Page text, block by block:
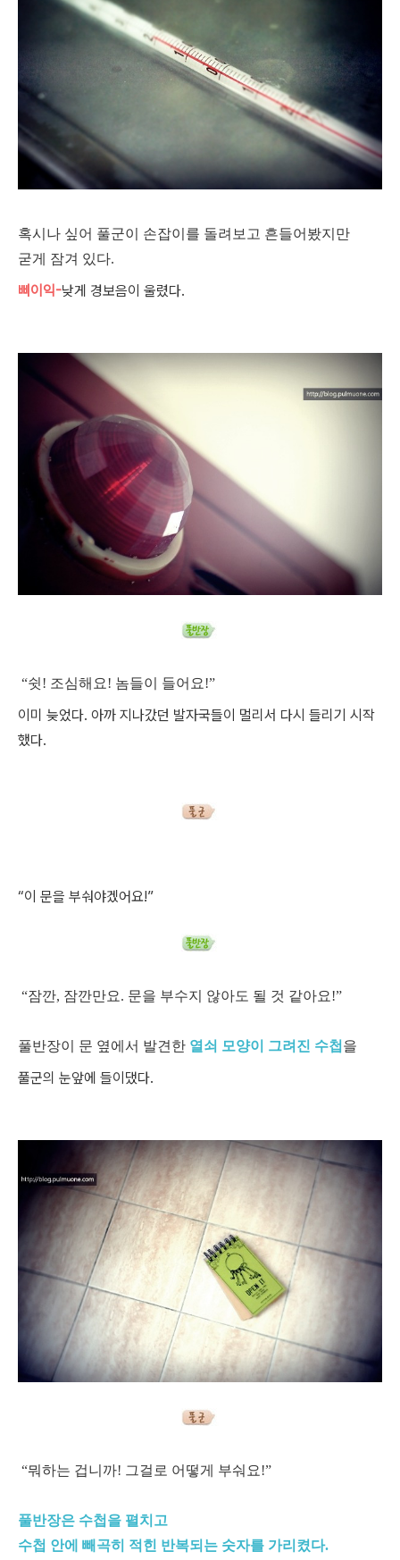
혹시나 싶어 풀군이 손잡이를 돌려보고 흔들어봤지만
굳게 잠겨 있다.
삐이익-낮게 경보음이 울렸다.
“쉿! 조심해요! 놈들이 들어요!”
이미 늦었다. 아까 지나갔던 발자국들이 멀리서 다시 들리기 시작
했다.
“이 문을 부숴야겠어요!”
“잠깐, 잠깐만요. 문을 부수지 않아도 될 것 같아요!”
풀반장이 문 옆에서 발견한 열쇠 모양이 그려진 수첩 을
풀군의 눈앞에 들이댔다.
“뭐하는 겁니까! 그걸로 어떻게 부숴요!”
풀반장은 수첩을 펼치고
수첩 안에 빼곡히 적힌 반복되는 숫자를 가리켰다.